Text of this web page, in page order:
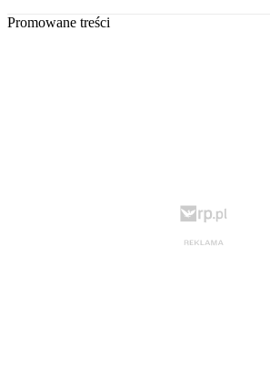
Promowane treści